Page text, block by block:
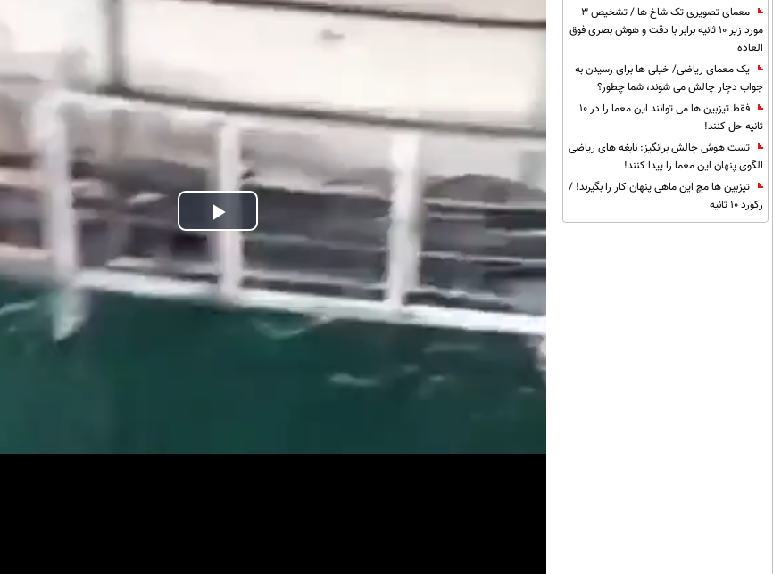
معمای تصویری تک شاخ ها / تشخیص 3
مورد زیر 10 ثانیه برابر با دقت و هوش بصری فوق
العاده
یک معمای ریاضی/ خیلی ها برای رسیدن به
جواب دچار چالش می شوند، شما چطور؟
فقط تیزبین ها می توانند این معما را در 10
ثانیه حل کنند!
تست هوش چالش برانگیز: نابغه های ریاضی
الگوی پنهان این معما را پیدا کنند!
تیزبین ها مچ این ماهی پنهان کار را بگیرند! /
رکورد 10 ثانیه
Play
Video